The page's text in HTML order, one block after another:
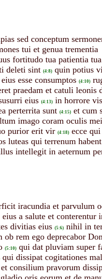
sed conceptum
tui et genua trementia
fortitudo tua patientia
deleti sint (4:8) quin potius
esse consumptos (4:10)
praedam et catuli leonis
eius (4:13) in horrore
perterrita sunt (4:15) et cum
imago coram oculis
purior erit vir (4:18) ecce
luteas qui terrenum habent
intellegit in aeternum
iracundia et parvulum
a salute et conterentur
divitias eius (5:6) nihil in
ob rem ego deprecabor
(5:10) qui dat pluviam super
qui dissipat cogitationes
consilium pravorum